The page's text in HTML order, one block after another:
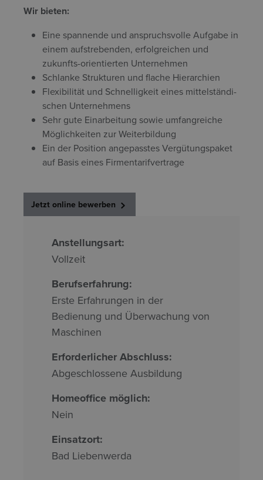
Wir bieten:
Eine spannende und anspruchsvolle Aufgabe in
einem aufstrebenden, erfolgreichen und
zukunfts-orientierten Unternehmen
Schlanke Strukturen und flache Hierarchien
Flexibilität und Schnelligkeit eines mittelständi-
schen Unternehmens
Sehr gute Einarbeitung sowie umfangreiche
Möglichkeiten zur Weiterbildung
Ein der Position angepasstes Vergütungspaket
auf Basis eines Firmentarifvertrage
Jetzt online bewerben
Anstellungsart:
Vollzeit
Berufserfahrung:
Erste Erfahrungen in der
Bedienung und Überwachung von
Maschinen
Erforderlicher Abschluss:
Abgeschlossene Ausbildung
Homeoffice möglich:
Nein
Einsatzort:
Bad Liebenwerda